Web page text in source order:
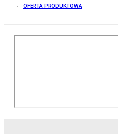
OFERTA PRODUKTOWA